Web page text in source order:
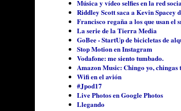
Música y vídeo selfies en la red
Riddley Scott saca a Kevin Spacey
Francisco regaña a los que usan el
La serie de la Tierra Media
GoBee - StartUp de bicicletas de
Stop Motion en Instagram
Vodafone: me siento tumbado.
Amazon Music: Chingo yo,
Wifi en el avión
#Jpod17
Live Photos en Google Photos
Llegando